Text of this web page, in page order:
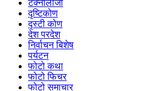
टेक्नोलोजी
दृष्टिकोण
दृस्टी कोण
देश परदेश
निर्वाचन बिशेष
पर्यटन
फोटो कथा
फोटो फिचर
फोटो समाचार